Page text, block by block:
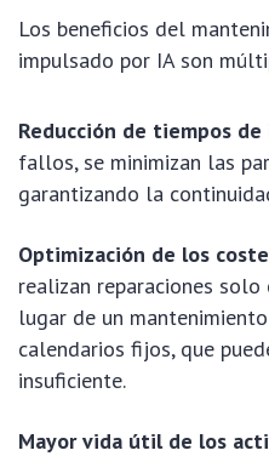
Los beneficios del
impulsado por IA son
Reducción de tiempos
fallos, se minimizan las
garantizando la
Optimización de los
realizan reparaciones solo
lugar de un
calendarios fijos, que
insuficiente.
Mayor vida útil de los